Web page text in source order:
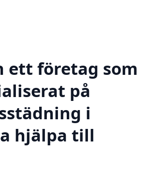
ett företag som
på
i
hjälpa till